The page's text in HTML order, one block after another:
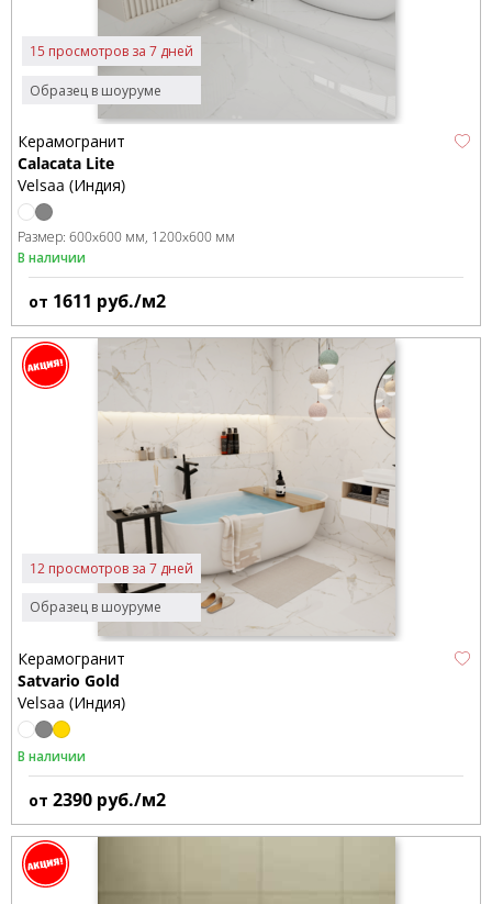
Образец в шоуруме
15 просмотров за 7 дней
Керамогранит
Calacata Lite
Velsaa (Индия)
Размер: 600x600 мм 1200x600 мм
В наличии
от 1611 руб./м2
Образец в шоуруме
12 просмотров за 7 дней
Керамогранит
Satvario Gold
Velsaa (Индия)
В наличии
от 2390 руб./м2